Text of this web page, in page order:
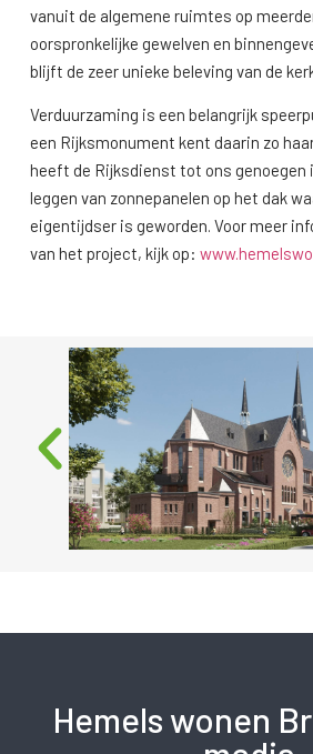
vanuit de algemene ruimtes op
oorspronkelijke gewelven en
blijft de zeer unieke beleving van de
Verduurzaming is een belangrijk
een Rijksmonument kent daarin zo
heeft de Rijksdienst tot ons
leggen van zonnepanelen op het dak
eigentijdser is geworden. Voor meer
van het project, kijk op:
Hemels wonen